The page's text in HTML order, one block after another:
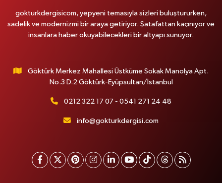
gokturkdergisicom, yepyeni temasıyla sizleri buluştururken,
sadelik ve modernizmi bir araya getiriyor. Şatafattan kaçınıyor ve
insanlara haber okuyabilecekleri bir altyapı sunuyor.
Göktürk Merkez Mahallesi Üstküme Sokak Manolya Apt.
No.3 D.2 Göktürk-Eyüpsultan/İstanbul
0212 322 17 07 - 0541 271 24 48
info@gokturkdergisi.com